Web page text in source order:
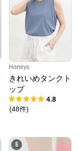
Honeys
きれいめタンクト
ップ
4.8
(48件)
6